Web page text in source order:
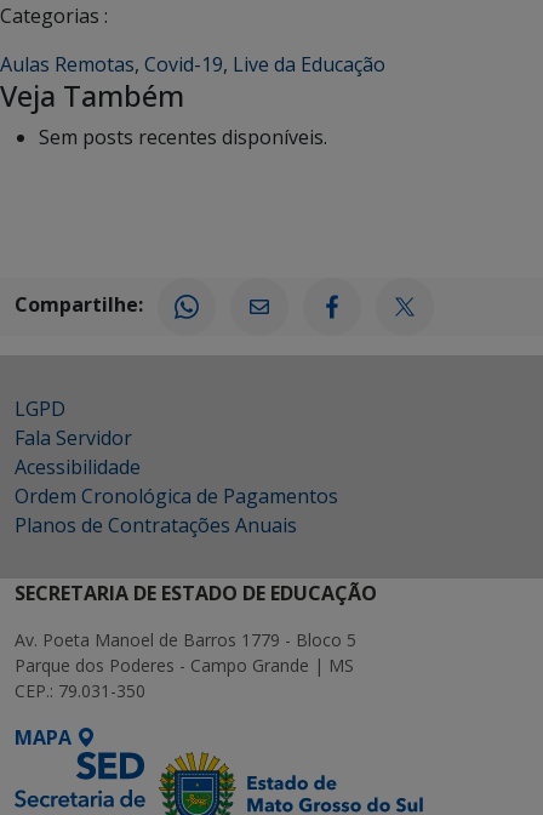
Categorias :
Aulas Remotas, Covid-19, Live da Educação
Veja Também
Sem posts recentes disponíveis.
Compartilhe:
LGPD
Fala Servidor
Acessibilidade
Ordem Cronológica de Pagamentos
Planos de Contratações Anuais
SECRETARIA DE ESTADO DE EDUCAÇÃO
Av. Poeta Manoel de Barros 1779 - Bloco 5
Parque dos Poderes - Campo Grande | MS
CEP.: 79.031-350
MAPA